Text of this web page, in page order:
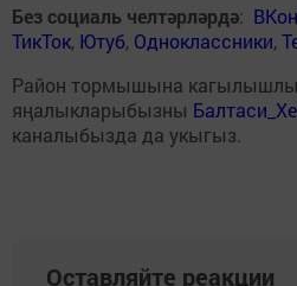
Без социаль челтәрләрдә:
ТикТок, Ютуб, Одноклассники,
Район тормышына
яңалыкларыбызны
каналыбызда да укыгыз.
Оставляйте реакции